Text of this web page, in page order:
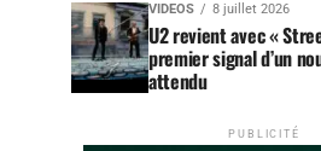
VIDEOS 8 juillet 2026
U2 revient avec «
premier signal d’un
attendu
PUBLICITÉ